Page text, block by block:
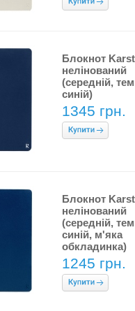
Блокнот
нелінований
(середній,
синій)
1345 грн.
Блокнот
нелінований
(середній,
синій, м'яка
обкладинка)
1245 грн.